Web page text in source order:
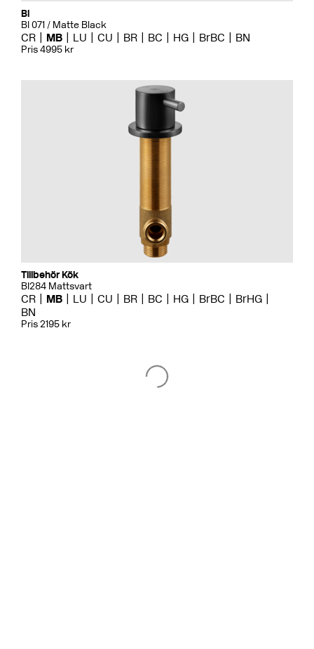
Bi
BI 071 / Matte Black
CR MB LU CU BR BC HG BrBC BN
Pris 4995 kr
Tillbehör Kök
BI284 Mattsvart
CR MB LU CU BR BC HG BrBC
BrHG
BN
Pris 2195 kr